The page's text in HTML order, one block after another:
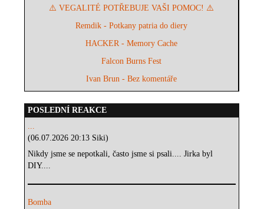
⚠️ VEGALITÉ POTŘEBUJE VAŠI POMOC! ⚠️
Remdik - Potkany patria do diery
HACKER - Memory Cache
Falcon Burns Fest
Ivan Brun - Bez komentáře
POSLEDNÍ REAKCE
...
(06.07.2026 20:13 Siki)
Nikdy jsme se nepotkali, často jsme si psali.... Jirka byl
DIY....
Bomba